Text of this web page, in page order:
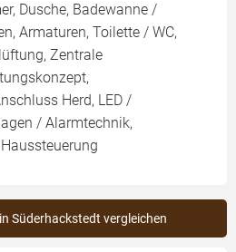
Dusche, Badewanne /
Armaturen, Toilette / WC,
Zentrale
Herd, LED /
/ Alarmtechnik,
Süderhackstedt vergleichen